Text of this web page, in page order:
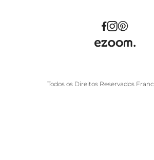
Todos os Direitos Reservados